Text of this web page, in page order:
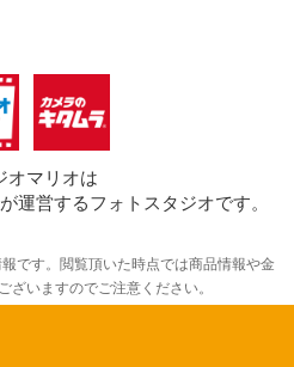
オマリオは
運営するフォトスタジオです。
です。閲覧頂いた時点では商品情報や金
ざいますのでご注意ください。